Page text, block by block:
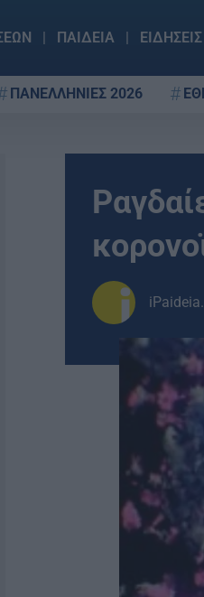
ΠΑΙΔΕΙΑ ΕΙΔΗΣΕΙΣ
ΠΑΝΕΛΛΗΝΙΕΣ 2026